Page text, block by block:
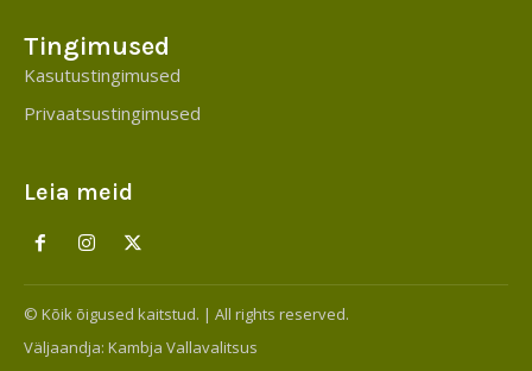
Tingimused
Kasutustingimused
Privaatsustingimused
Leia meid
© Kõik õigused kaitstud. | All rights reserved.
Väljaandja: Kambja Vallavalitsus